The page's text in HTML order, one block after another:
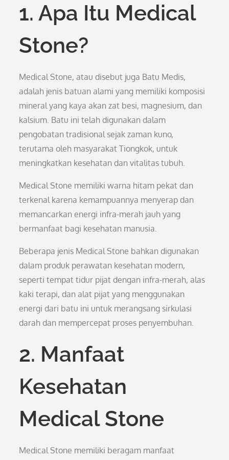
1. Apa Itu Medical
Stone?
Medical Stone, atau disebut juga Batu Medis,
adalah jenis batuan alami yang memiliki komposisi
mineral yang kaya akan zat besi, magnesium, dan
kalsium. Batu ini telah digunakan dalam
pengobatan tradisional sejak zaman kuno,
terutama oleh masyarakat Tiongkok, untuk
meningkatkan kesehatan dan vitalitas tubuh.
Medical Stone memiliki warna hitam pekat dan
terkenal karena kemampuannya menyerap dan
memancarkan energi infra-merah jauh yang
bermanfaat bagi kesehatan manusia.
Beberapa jenis Medical Stone bahkan digunakan
dalam produk perawatan kesehatan modern,
seperti tempat tidur pijat dengan infra-merah, alas
kaki terapi, dan alat pijat yang menggunakan
energi dari batu ini untuk merangsang sirkulasi
darah dan mempercepat proses penyembuhan.
2. Manfaat
Kesehatan
Medical Stone
Medical Stone memiliki beragam manfaat